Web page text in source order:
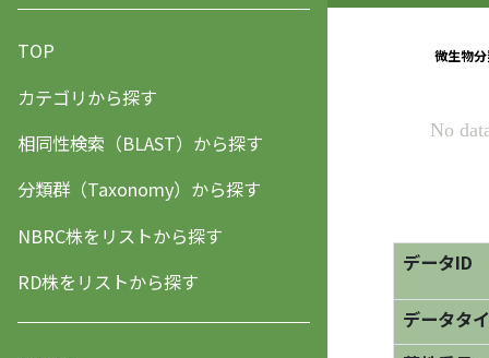
TOP
カテゴリから探す
相同性検索（BLAST）から探す
分類群（Taxonomy）から探す
NBRC株をリストから探す
RD株をリストから探す
データID
データタ